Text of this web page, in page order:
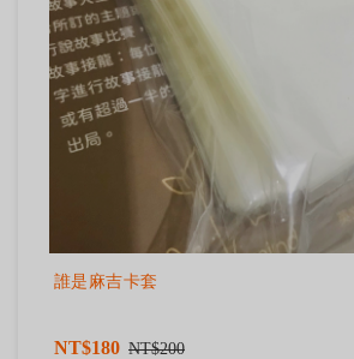
誰是麻吉卡套
NT$180 NT$200